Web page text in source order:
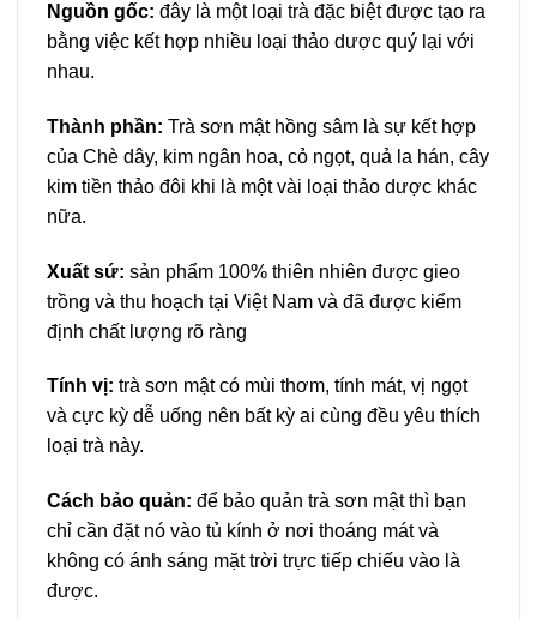
Nguồn gốc: đây là một loại trà đặc biệt được tạo ra
bằng việc kết hợp nhiều loại thảo dược quý lại với
nhau.
Thành phần: Trà sơn mật hồng sâm là sự kết hợp
của Chè dây, kim ngân hoa, cỏ ngọt, quả la hán, cây
kim tiền thảo đôi khi là một vài loại thảo dược khác
nữa.
Xuất sứ: sản phẩm 100% thiên nhiên được gieo
trồng và thu hoạch tại Việt Nam và đã được kiểm
định chất lượng rõ ràng
Tính vị: trà sơn mật có mùi thơm, tính mát, vị ngọt
và cực kỳ dễ uống nên bất kỳ ai cùng đều yêu thích
loại trà này.
Cách bảo quản: để bảo quản trà sơn mật thì bạn
chỉ cần đặt nó vào tủ kính ở nơi thoáng mát và
không có ánh sáng mặt trời trực tiếp chiếu vào là
được.